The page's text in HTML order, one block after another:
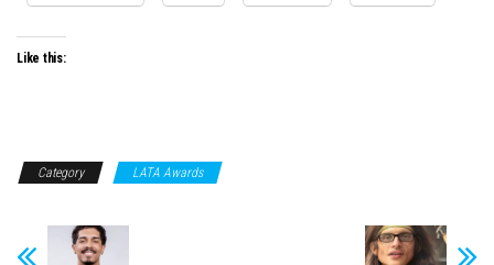
Like this:
Category LATA Awards